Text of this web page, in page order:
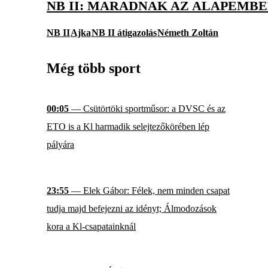
NB II: MARADNAK AZ
NB IIAjkaNB II átigazolásNémeth Zoltán
Még több sport
00:05 — Csütörtöki sportműsor: a DVSC és az
ETO is a Kl harmadik selejtezőkörében lép
pályára
23:55 — Elek Gábor: Félek, nem minden csapat
tudja majd befejezni az idényt; Álmodozások
kora a Kl-csapatainknál